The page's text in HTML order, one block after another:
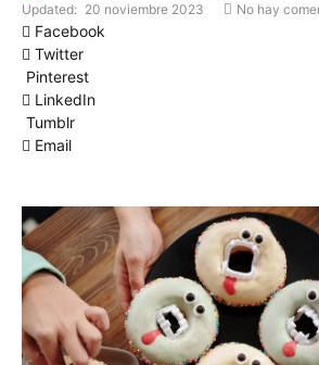
Updated: 20 noviembre 2023 No hay
Facebook
Twitter
Pinterest
LinkedIn
Tumblr
Email